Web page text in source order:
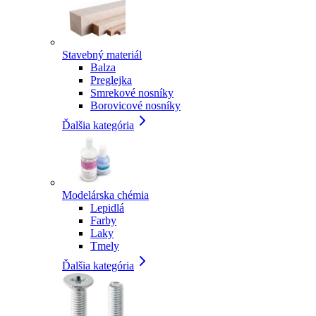
Stavebný materiál
Balza
Preglejka
Smrekové nosníky
Borovicové nosníky
Ďalšia kategória
Modelárska chémia
Lepidlá
Farby
Laky
Tmely
Ďalšia kategória